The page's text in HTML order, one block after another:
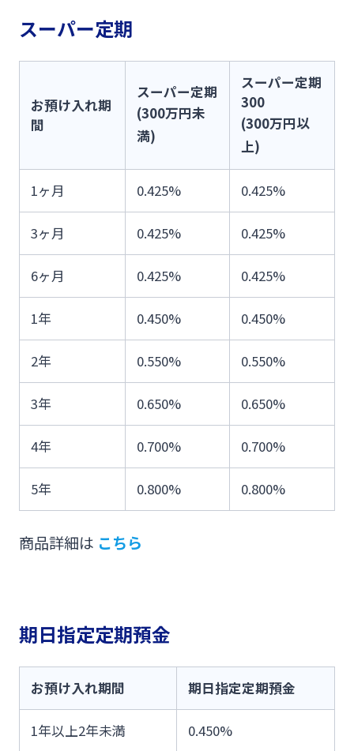
スーパー定期
お預け入れ期
間
スーパー定期
(300万円未
満)
スーパー定期
300
(300万円以
上)
1ヶ月 0.425% 0.425%
3ヶ月 0.425% 0.425%
6ヶ月 0.425% 0.425%
1年 0.450% 0.450%
2年 0.550% 0.550%
3年 0.650% 0.650%
4年 0.700% 0.700%
5年 0.800% 0.800%
商品詳細は こちら
期日指定定期預金
お預け入れ期間 期日指定定期預金
1年以上2年未満 0.450%